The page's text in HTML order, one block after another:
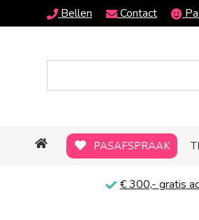
Bellen Contact
PASAFSPRAAK
€ 300,- gratis